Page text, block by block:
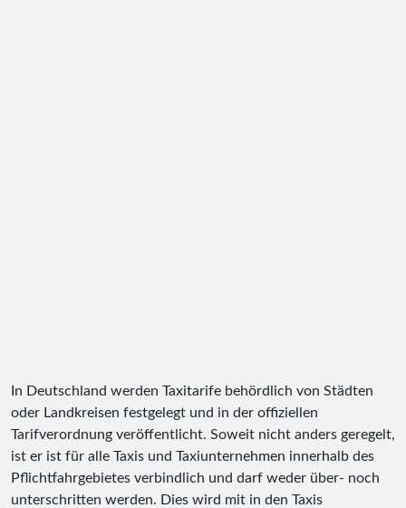
In Deutschland werden Taxitarife behördlich von Städten
oder Landkreisen festgelegt und in der offiziellen
Tarifverordnung veröffentlicht. Soweit nicht anders geregelt,
ist er ist für alle Taxis und Taxiunternehmen innerhalb des
Pflichtfahrgebietes verbindlich und darf weder über- noch
unterschritten werden. Dies wird mit in den Taxis